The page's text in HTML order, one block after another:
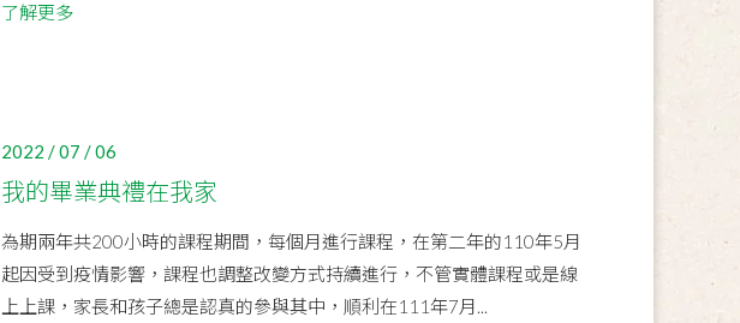
了解更多
2022 / 07 / 06
我的畢業典禮在我家
為期兩年共200小時的課程期間，每個月進行課程，在第二年的110年5月
起因受到疫情影響，課程也調整改變方式持續進行，不管實體課程或是線
上上課，家長和孩子總是認真的參與其中，順利在111年7月...